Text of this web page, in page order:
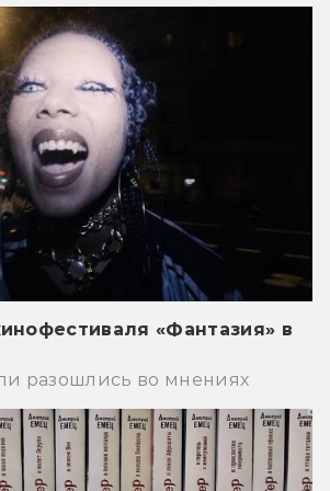
«Фантазия» в
разошлись во мнениях